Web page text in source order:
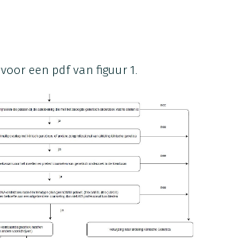
voor een pdf van figuur 1.